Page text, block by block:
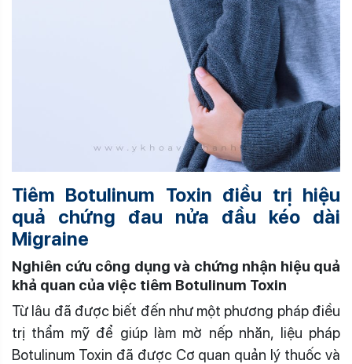
Tiêm Botulinum Toxin điều trị hiệu
quả chứng đau nửa đầu kéo dài
Migraine
Nghiên cứu công dụng và chứng nhận hiệu quả
khả quan của việc tiêm Botulinum Toxin
Từ lâu đã được biết đến như một phương pháp điều
trị thẩm mỹ để giúp làm mờ nếp nhăn, liệu pháp
Botulinum Toxin đã được Cơ quan quản lý thuốc và